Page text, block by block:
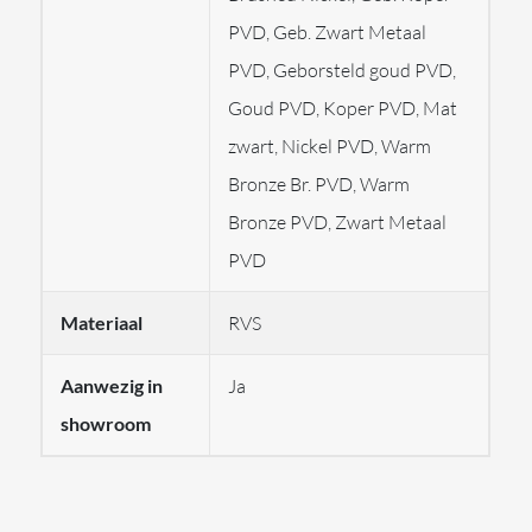
Gessiwereldwijd een synoniem
geworden aan superieur design en technologie.
Bovendien is de HiFi verkrijgbaar in 14 verschillende
voorbeeld dienen voor kleur en afwerking.
GESSI produceert haar producten speciaal voor u op
PVD, Geb. Zwart Metaal
PVD, Geborsteld goud PVD,
Goud PVD, Koper PVD, Mat
zwart, Nickel PVD, Warm
Bronze Br. PVD, Warm
Bronze PVD, Zwart Metaal
PVD
Materiaal RVS
Aanwezig in
showroom
Ja